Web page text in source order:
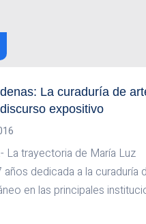
La curaduría de
expositivo
La trayectoria de María Luz
años dedicada a la curaduría
en las principales